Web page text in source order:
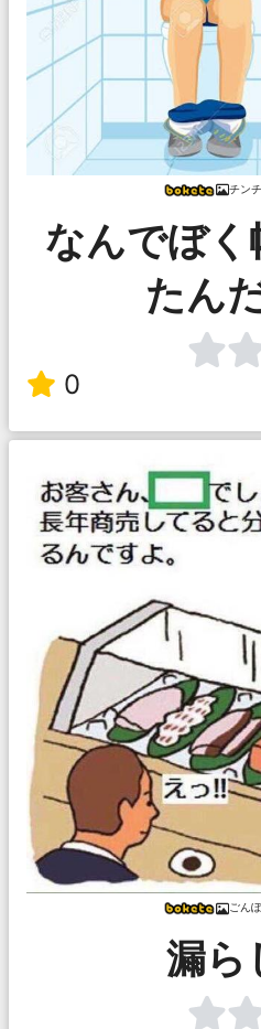
チン
なんでぼく
たん
0
ごん
漏ら